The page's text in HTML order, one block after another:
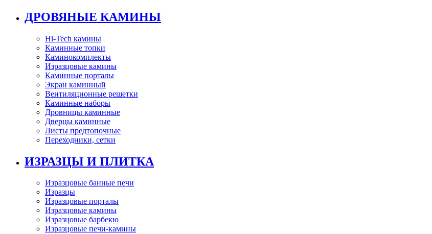
ДРОВЯНЫЕ КАМИНЫ
Hi-Tech камины
Каминные топки
Каминокомплекты
Изразцовые камины
Каминные порталы
Экран каминный
Вентиляционные решетки
Каминные наборы
Дровницы каминные
Дверцы каминные
Листы предтопочные
Переходники, сетки
ИЗРАЗЦЫ И ПЛИТКА
Изразцовые банные печи
Изразцы
Изразцовые порталы
Изразцовые камины
Изразцовые барбекю
Изразцовые печи-камины